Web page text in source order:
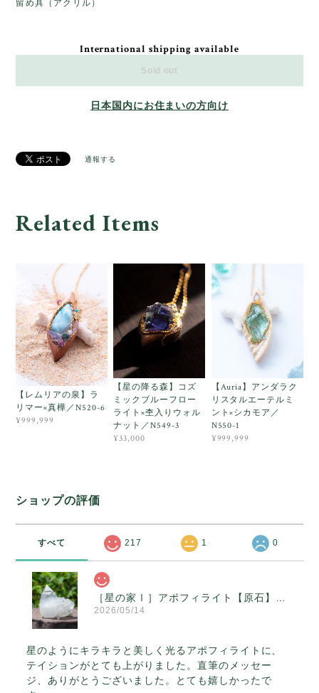
留め具（アクリル）
International shipping available
Sold out
日本国内にお住まいの方向け
通報する
Related Items
【レムリアの泉】ラ
リマー×真樺／N520-6
¥999,999
【星の降る森】コズ
ミックブルーフロー
ライト×杢入りウォル
ナット／N549-3
¥33,000
【Auria】アンダラク
リスタルエーテルミ
ント×シカモア／
N550-1
¥999,999
ショップの評価
すべて 217 1 0
2026/05/14
星のようにキラキラと美しく光るアポフィライトに、
テイションがとても上がりました。直筆のメッセー
ジ、ありがとうございました。とても嬉しかったで